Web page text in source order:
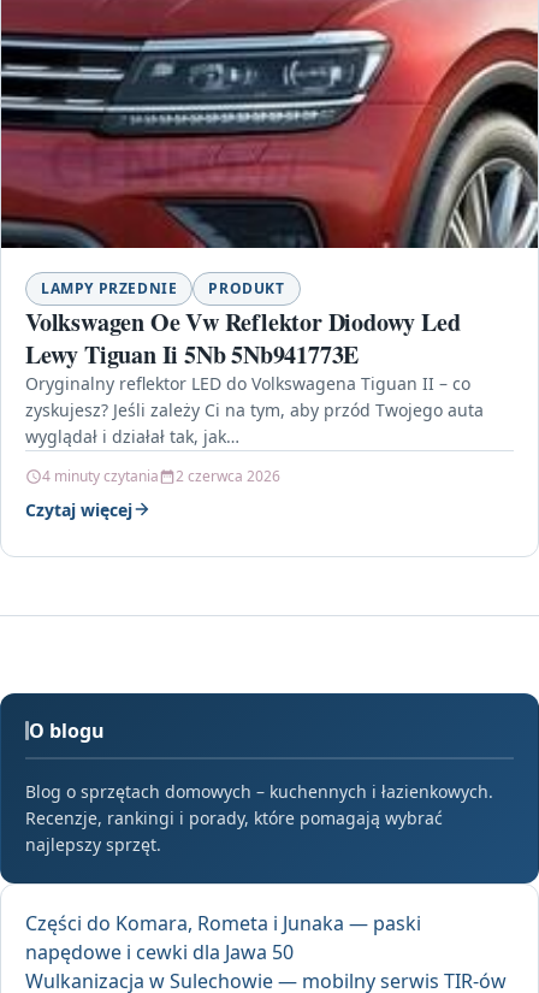
LAMPY PRZEDNIE PRODUKT
Volkswagen Oe Vw Reflektor Diodowy Led
Lewy Tiguan Ii 5Nb 5Nb941773E
Oryginalny reflektor LED do Volkswagena Tiguan II – co
zyskujesz? Jeśli zależy Ci na tym, aby przód Twojego auta
wyglądał i działał tak, jak…
4 minuty czytania 2 czerwca 2026
Czytaj więcej
O blogu
Blog o sprzętach domowych – kuchennych i łazienkowych.
Recenzje, rankingi i porady, które pomagają wybrać
najlepszy sprzęt.
Części do Komara, Rometa i Junaka — paski
napędowe i cewki dla Jawa 50
Wulkanizacja w Sulechowie — mobilny serwis TIR-ów